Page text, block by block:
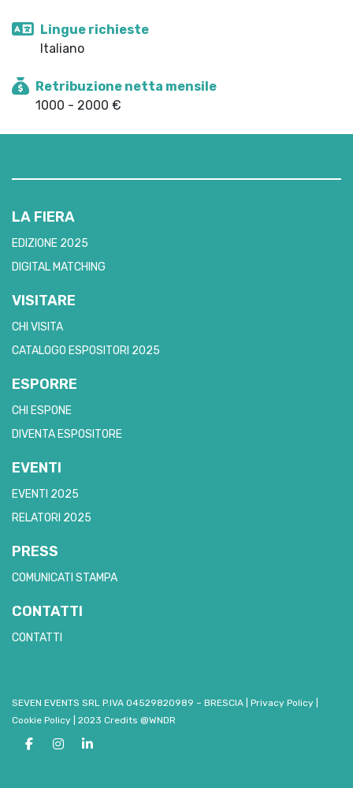
Lingue richieste
Italiano
Retribuzione netta mensile
1000 - 2000 €
LA FIERA
EDIZIONE 2025
DIGITAL MATCHING
VISITARE
CHI VISITA
CATALOGO ESPOSITORI 2025
ESPORRE
CHI ESPONE
DIVENTA ESPOSITORE
EVENTI
EVENTI 2025
RELATORI 2025
PRESS
COMUNICATI STAMPA
CONTATTI
CONTATTI
SEVEN EVENTS SRL P.IVA 04529820989 – BRESCIA Privacy Policy
Cookie Policy
2023 Credits @WNDR